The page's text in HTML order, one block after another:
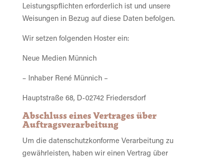
Leistungspflichten erforderlich ist und unsere
Weisungen in Bezug auf diese Daten befolgen.
Wir setzen folgenden Hoster ein:
Neue Medien Münnich
– Inhaber René Münnich –
Hauptstraße 68, D-02742 Friedersdorf
Abschluss eines Vertrages über
Auftragsverarbeitung
Um die datenschutzkonforme Verarbeitung zu
gewährleisten, haben wir einen Vertrag über